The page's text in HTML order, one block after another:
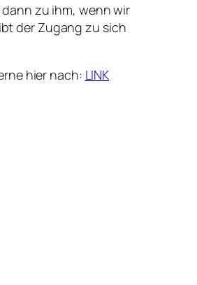
zu ihm, wenn wir
der Zugang zu sich
hier nach: LINK